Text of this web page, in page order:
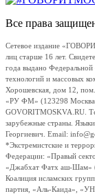
Все права
Сетевое издание
лиц старше 16 лет.
года выдано
технологий и массовых
Хорошевская, дом 12,
«РУ ФМ» (123298 Москва,
GOVORITMOSKVA.RU.
зарубежные страны.
Георгиевич. Email:
*Экстремистские и
Федерации: «Правый
«Джабхат Фатх аш-Шам»
Коалиция исламских
партия, «Аль-Каида»,